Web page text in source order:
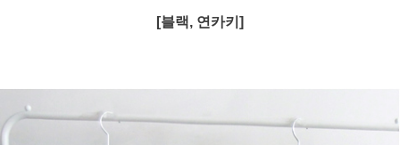
[블랙, 연카키]